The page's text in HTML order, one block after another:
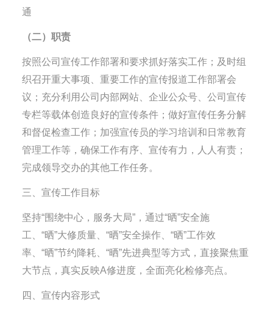
通
（二）职责
按照公司宣传工作部署和要求抓好落实工作；及时组
织召开重大事项、重要工作的宣传报道工作部署会
议；充分利用公司内部网站、企业公众号、公司宣传
专栏等载体创造良好的宣传条件；做好宣传任务分解
和督促检查工作；加强宣传员的学习培训和日常教育
管理工作等，确保工作有序、宣传有力，人人有责；
完成领导交办的其他工作任务。
三、宣传工作目标
坚持“围绕中心，服务大局”，通过“晒”安全施
工、“晒”大修质量、“晒”安全操作、“晒”工作效
率、“晒”节约降耗、“晒”先进典型等方式，直接聚焦重
大节点，真实反映A修进度，全面亮化检修亮点。
四、宣传内容形式